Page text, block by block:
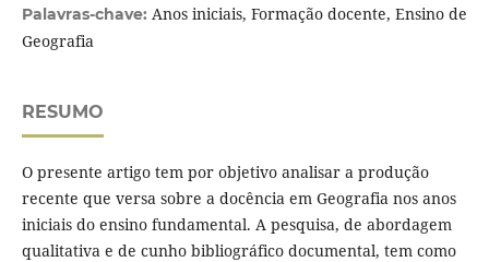
Palavras-chave: Anos iniciais, Formação docente, Ensino de
Geografia
RESUMO
O presente artigo tem por objetivo analisar a produção
recente que versa sobre a docência em Geografia nos anos
iniciais do ensino fundamental. A pesquisa, de abordagem
qualitativa e de cunho bibliográfico documental, tem como